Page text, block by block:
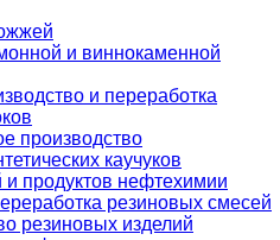
и виннокаменной
и переработка
производство
каучуков
продуктов нефтехимии
резиновых смесей
резиновых изделий